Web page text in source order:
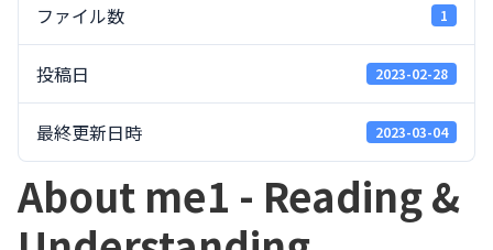
ファイル数 1
投稿日 2023-02-28
最終更新日時 2023-03-04
About me1 - Reading &